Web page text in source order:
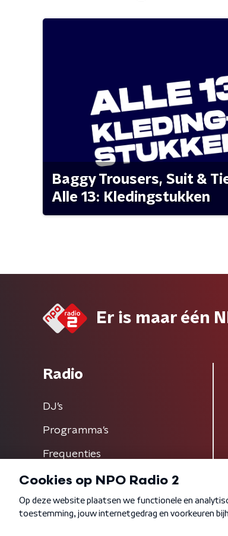
Baggy Trousers, Suit &
Alle 13: Kledingstukken
Er is maar één
Radio
DJ’s
Programma's
Frequenties
Algemene voorwaarden Privacybeleid